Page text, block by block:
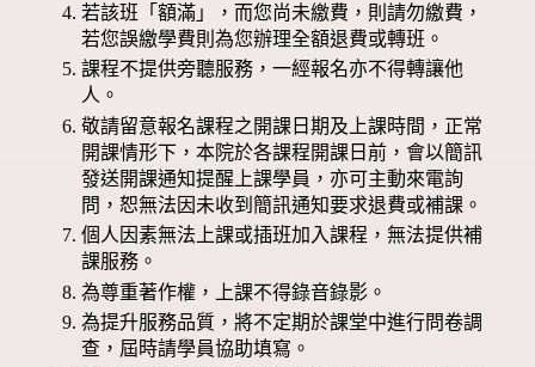
若該班「額滿」，而您尚未繳費，則請勿繳費，
若您誤繳學費則為您辦理全額退費或轉班。
課程不提供旁聽服務，一經報名亦不得轉讓他
人。
敬請留意報名課程之開課日期及上課時間，正常
開課情形下，本院於各課程開課日前，會以簡訊
發送開課通知提醒上課學員，亦可主動來電詢
問，恕無法因未收到簡訊通知要求退費或補課。
個人因素無法上課或插班加入課程，無法提供補
課服務。
為尊重著作權，上課不得錄音錄影。
為提升服務品質，將不定期於課堂中進行問卷調
查，屆時請學員協助填寫。